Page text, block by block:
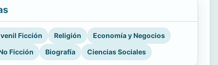
Ficción Religión
Economía y Negocios
Ficción
Biografía Ciencias Sociales